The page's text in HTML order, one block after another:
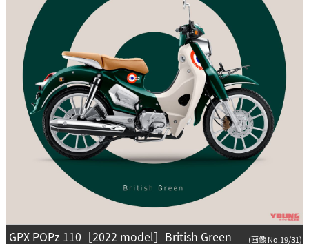
GPX POPz 110［2022 model］British Green (画像 No.19/31)